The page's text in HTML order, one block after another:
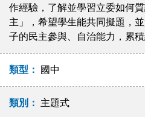
作經驗，了解並學習立委如何
主」，希望學生能共同擬題，
子的民主參與、自治能力，累積
類型： 國中
類別： 主題式